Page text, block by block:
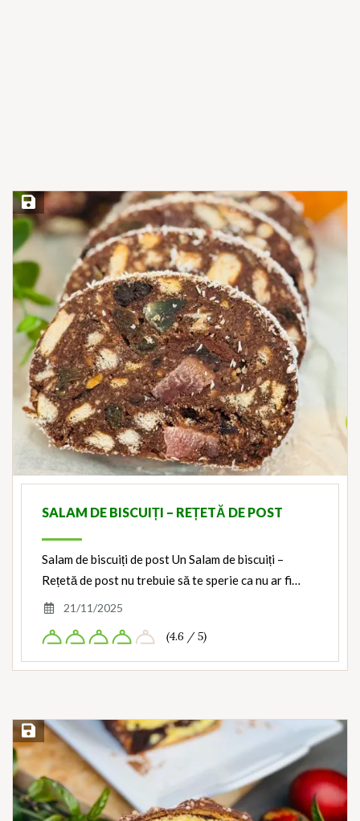
Save Recipe
SALAM DE BISCUIȚI – REȚETĂ DE POST
Salam de biscuiți de post Un Salam de biscuiți –
Rețetă de post nu trebuie să te sperie ca nu ar fi…
21/11/2025
(4.6 / 5)
Save Recipe